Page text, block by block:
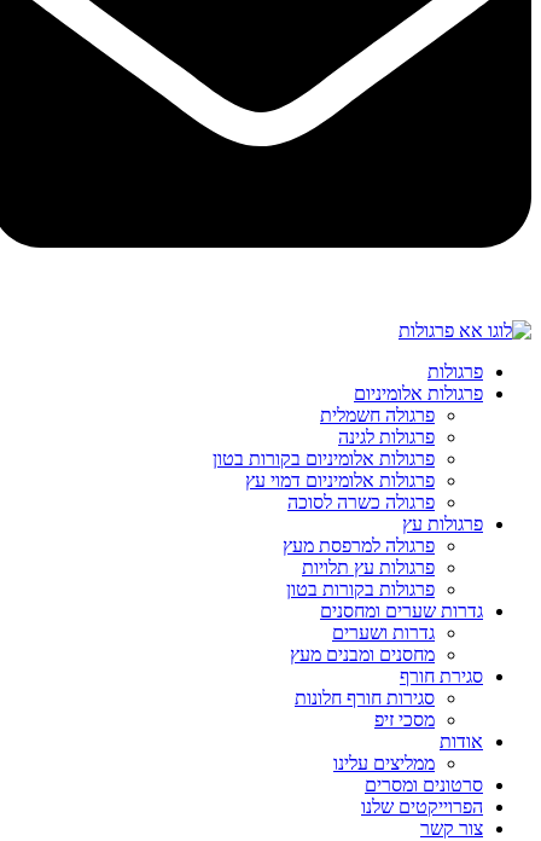
פרגולות
פרגולות אלומיניום
פרגולה חשמלית
פרגולות לגינה
פרגולות אלומיניום בקורות בטון
פרגולות אלומיניום דמוי עץ
פרגולה כשרה לסוכה
פרגולות עץ
פרגולה למרפסת מעץ
פרגולות עץ תלויות
פרגולות בקורות בטון
גדרות שערים ומחסנים
גדרות ושערים
מחסנים ומבנים מעץ
סגירת חורף
סגירות חורף חלונות
מסכי זיפ
אודות
ממליצים עלינו
סרטונים ומסרים
הפרוייקטים שלנו
צור קשר